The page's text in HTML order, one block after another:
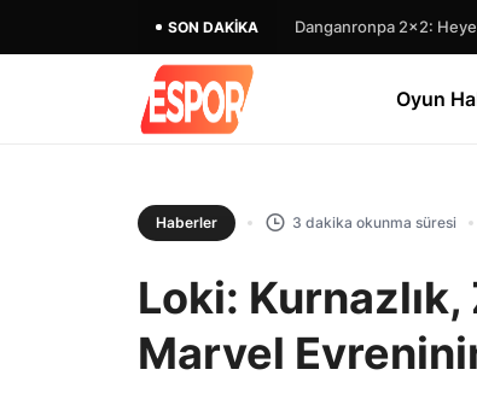
SON DAKIKA Danganronpa 2×2:
Oyun
Haberler 3 dakika okunma süresi
Loki:
Marvel